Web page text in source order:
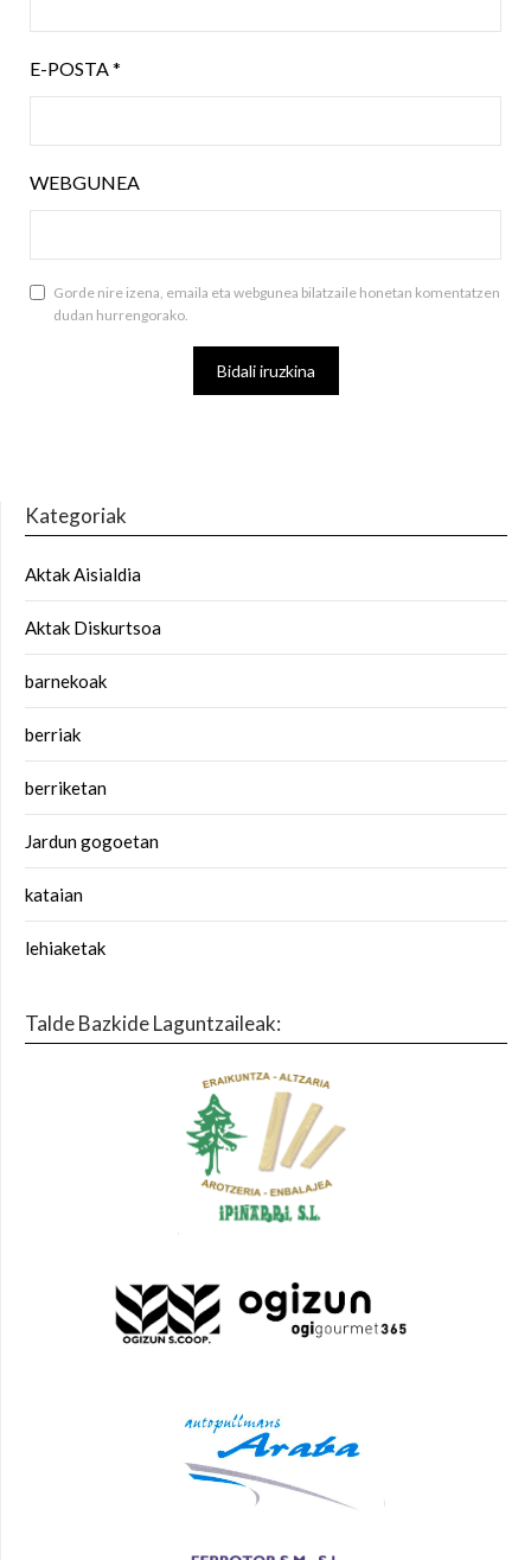
E-POSTA *
WEBGUNEA
Gorde nire izena, emaila eta webgunea bilatzaile honetan komentatzen
dudan hurrengorako.
Kategoriak
Aktak Aisialdia
Aktak Diskurtsoa
barnekoak
berriak
berriketan
Jardun gogoetan
kataian
lehiaketak
Talde Bazkide Laguntzaileak: